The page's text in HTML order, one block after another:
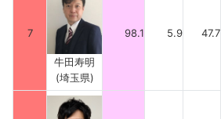
7
牛田寿明
(埼玉県)
98.1 5.9 47.7